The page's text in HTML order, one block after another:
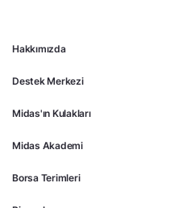
Hakkımızda
Destek Merkezi
Midas'ın Kulakları
Midas Akademi
Borsa Terimleri